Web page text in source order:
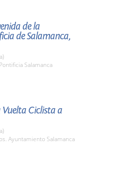
de la
de Salamanca,
Salamanca
Vuelta Ciclista a
Ayuntamiento Salamanca